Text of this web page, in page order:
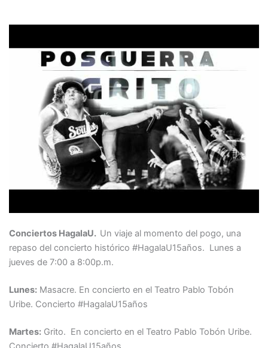
Conciertos HagalaU. Un viaje al momento del pogo, una
repaso del concierto histórico #HagalaU15años. Lunes a
jueves de 7:00 a 8:00p.m.
Lunes:Masacre. En concierto en el Teatro Pablo Tobón
Uribe. Concierto #HagalaU15años
Martes:Grito. En concierto en el Teatro Pablo Tobón Uribe.